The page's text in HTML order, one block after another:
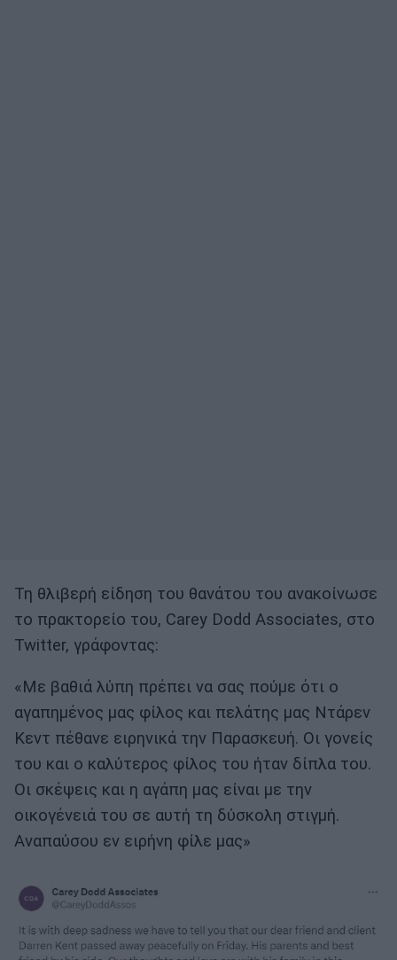
Τη θλιβερή είδηση του θανάτου του ανακοίνωσε
το πρακτορείο του, Carey Dodd Associates, στο
Twitter, γράφοντας:
«Με βαθιά λύπη πρέπει να σας πούμε ότι ο
αγαπημένος μας φίλος και πελάτης μας Ντάρεν
Κεντ πέθανε ειρηνικά την Παρασκευή. Οι γονείς
του και ο καλύτερος φίλος του ήταν δίπλα του.
Οι σκέψεις και η αγάπη μας είναι με την
οικογένειά του σε αυτή τη δύσκολη στιγμή.
Αναπαύσου εν ειρήνη φίλε μας»